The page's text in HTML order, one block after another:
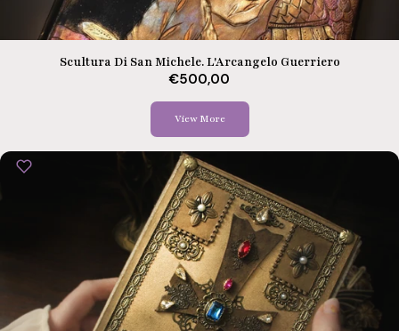
View More
Scultura Di San Michele. L'Arcangelo Guerriero
€500,00